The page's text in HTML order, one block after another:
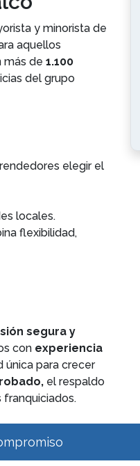
y minorista de
aquellos
más de 1.100
del grupo
elegir el
locales.
flexibilidad,
segura y
con experiencia
única para crecer
el respaldo